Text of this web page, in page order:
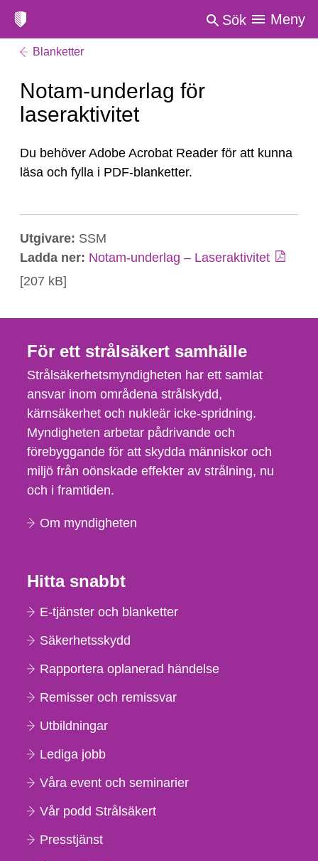
Sök Meny
Blanketter
Notam-underlag för
laseraktivitet
Du behöver Adobe Acrobat Reader för att kunna
läsa och fylla i PDF-blanketter.
Utgivare: SSM
Ladda ner: Notam-underlag – Laseraktivitet
[207 kB]
För ett strålsäkert samhälle
Strålsäkerhetsmyndigheten har ett samlat
ansvar inom områdena strålskydd,
kärnsäkerhet och nukleär icke-spridning.
Myndigheten arbetar pådrivande och
förebyggande för att skydda människor och
miljö från oönskade effekter av strålning, nu
och i framtiden.
Om myndigheten
Hitta snabbt
E-tjänster och blanketter
Säkerhetsskydd
Rapportera oplanerad händelse
Remisser och remissvar
Utbildningar
Lediga jobb
Våra event och seminarier
Vår podd Strålsäkert
Presstjänst